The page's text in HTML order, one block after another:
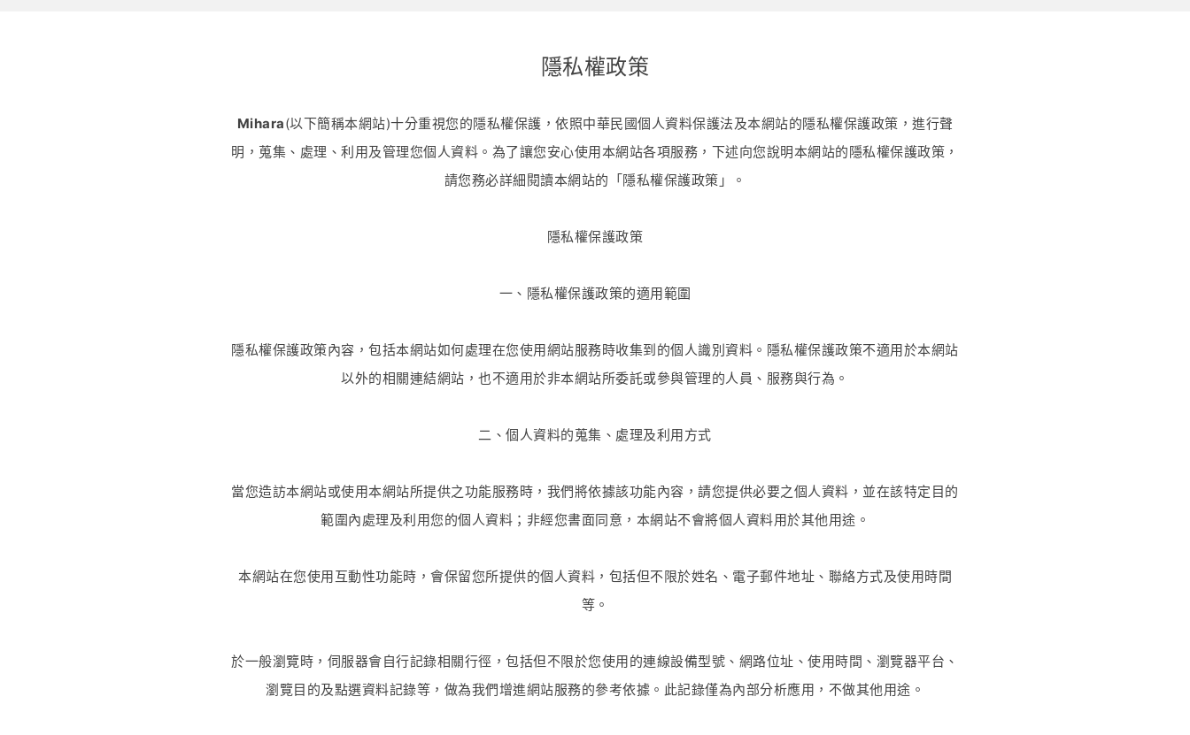
隱私權政策
Mihara(以下簡稱本網站)十分重視您的隱私權保護，依照中華民國個人資料保護法及本網站的隱私權保護政策，進行聲
明，蒐集、處理、利用及管理您個人資料。為了讓您安心使用本網站各項服務，下述向您說明本網站的隱私權保護政策，
請您務必詳細閱讀本網站的「隱私權保護政策」。
隱私權保護政策
一、隱私權保護政策的適用範圍
隱私權保護政策內容，包括本網站如何處理在您使用網站服務時收集到的個人識別資料。隱私權保護政策不適用於本網站
以外的相關連結網站，也不適用於非本網站所委託或參與管理的人員、服務與行為。
二、個人資料的蒐集、處理及利用方式
當您造訪本網站或使用本網站所提供之功能服務時，我們將依據該功能內容，請您提供必要之個人資料，並在該特定目的
範圍內處理及利用您的個人資料；非經您書面同意，本網站不會將個人資料用於其他用途。
本網站在您使用互動性功能時，會保留您所提供的個人資料，包括但不限於姓名、電子郵件地址、聯絡方式及使用時間
等。
於一般瀏覽時，伺服器會自行記錄相關行徑，包括但不限於您使用的連線設備型號、網路位址、使用時間、瀏覽器平台、
瀏覽目的及點選資料記錄等，做為我們增進網站服務的參考依據。此記錄僅為內部分析應用，不做其他用途。